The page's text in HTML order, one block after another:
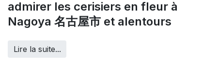
admirer les cerisiers en fleur à
Nagoya 名古屋市 et alentours
Lire la suite...